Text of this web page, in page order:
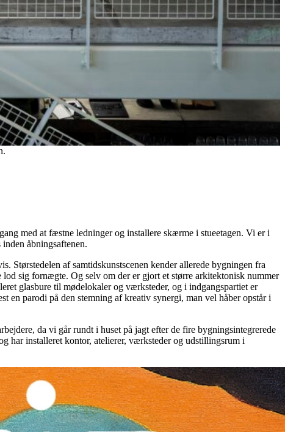
med at fæstne ledninger og installere skærme i stueetagen. Vi er i
åbningsaftenen.
Størstedelen af samtidskunstscenen kender allerede bygningen fra
sig fornægte. Og selv om der er gjort et større arkitektonisk nummer
glasbure til mødelokaler og værksteder, og i indgangspartiet er
en parodi på den stemning af kreativ synergi, man vel håber opstår i
da vi går rundt i huset på jagt efter de fire bygningsintegrerede
har installeret kontor, atelierer, værksteder og udstillingsrum i